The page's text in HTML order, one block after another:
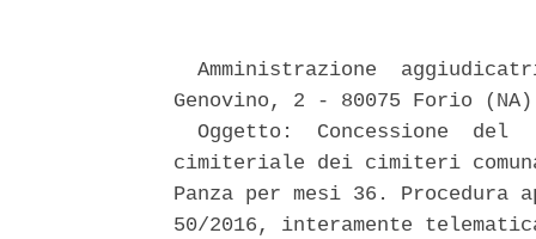
Amministrazione
Genovino, 2 - 80075 Forio
Oggetto:  Concessione  del
cimiteriale dei cimiteri
Panza per mesi 36.
50/2016, interamente